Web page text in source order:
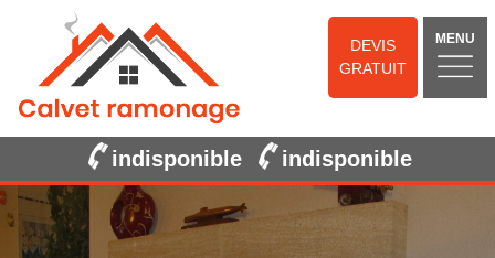
DEVIS
GRATUIT
MENU
indisponible indisponible